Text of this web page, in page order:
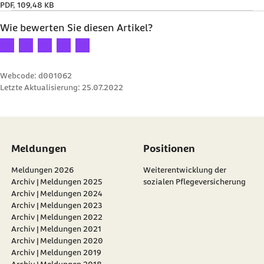
PDF, 109,48 KB
Wie bewerten Sie diesen Artikel?
Ihre Bewertung: 1 Stern
Ihre Bewertung: 2 Sterne
Ihre Bewertung: 3 Sterne
Ihre Bewertung: 4 Sterne
Ihre Bewertung: 5 Sterne
Webcode: d001062
Letzte Aktualisierung: 25.07.2022
Meldungen
Meldungen 2026
Archiv | Meldungen 2025
Archiv | Meldungen 2024
Archiv | Meldungen 2023
Archiv | Meldungen 2022
Archiv | Meldungen 2021
Archiv | Meldungen 2020
Archiv | Meldungen 2019
Positionen
Weiterentwicklung der
sozialen Pflegeversicherung